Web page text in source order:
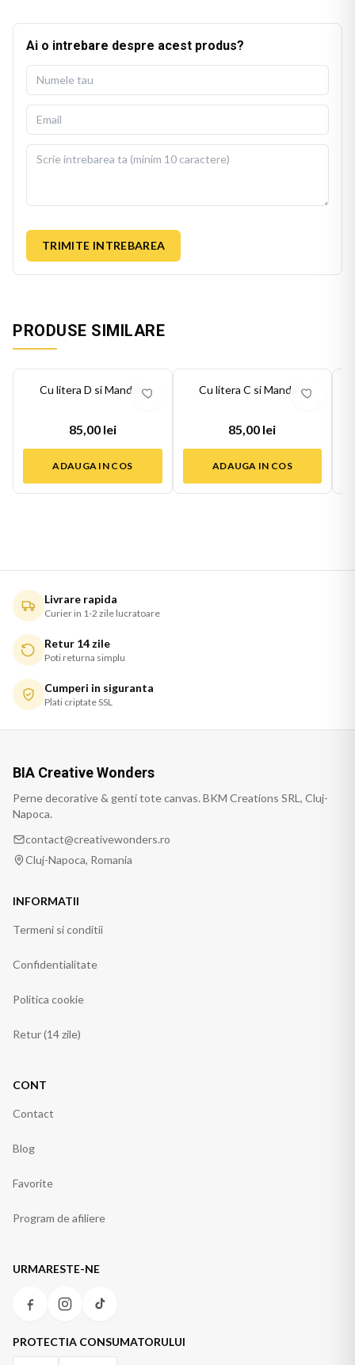
Ai o intrebare despre acest produs?
TRIMITE INTREBAREA
PRODUSE SIMILARE
Cu litera D si Mandala
85,00 lei
ADAUGA IN COS
Cu litera C si Mandala
85,00 lei
ADAUGA IN COS
Livrare rapida
Curier in 1-2 zile lucratoare
Retur 14 zile
Poti returna simplu
Cumperi in siguranta
Plati criptate SSL
BIA Creative Wonders
Perne decorative & genti tote canvas. BKM Creations SRL, Cluj-
Napoca.
contact@creativewonders.ro
Cluj-Napoca, Romania
INFORMATII
Termeni si conditii
Confidentialitate
Politica cookie
Retur (14 zile)
CONT
Contact
Blog
Favorite
Program de afiliere
URMARESTE-NE
PROTECTIA CONSUMATORULUI